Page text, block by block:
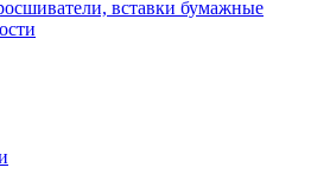
вставки бумажные